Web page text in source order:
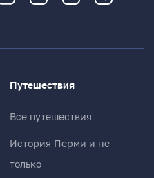
Путешествия
Все путешествия
История Перми и не
только